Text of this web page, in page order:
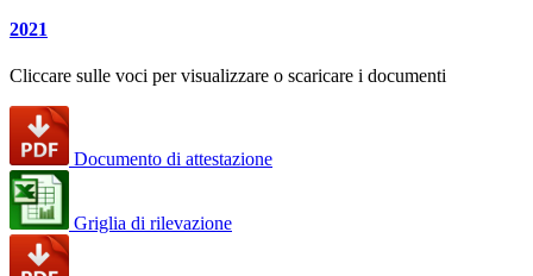
2021
Cliccare sulle voci per visualizzare o scaricare i documenti
Documento di attestazione
Griglia di rilevazione